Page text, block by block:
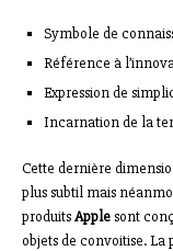
Symbole de
Référence à
Expression de
Incarnation de la
Cette dernière
plus subtil mais
produitsApplesont
objets de convoitise.